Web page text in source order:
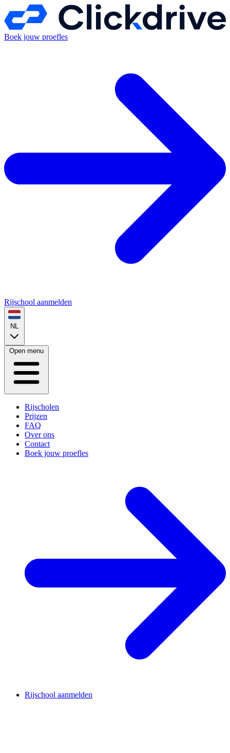
Boek jouw proefles
Rijschool aanmelden
NL
Open menu
Rijscholen
Prijzen
FAQ
Over ons
Contact
Boek jouw proefles
Rijschool aanmelden